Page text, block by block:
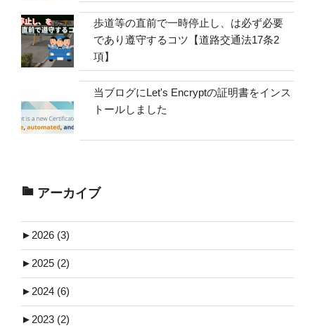
歩道等の直前で一時停止し、は必ず必要
であり遵守するコツ【道路交通法17条2
項】
当ブログにLet's Encryptの証明書をインス
トールしました
アーカイブ
► 2026 (3)
► 2025 (2)
► 2024 (6)
► 2023 (2)